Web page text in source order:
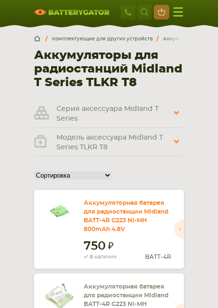
Москва
+7 495 414
Москва
г. Москва, ул. Ткацкая, 5с3 (м. Семеновская)
5 мин. ходьбы от ст.м. “Семеновская”
+7 495 414 28 59
9:00-21:00
смартфона, планшета
Комплектующие для других устройств Аккумуляторы для
Аккумуляторы для
радиостанций Midland
T Series TLKR T8
Серия аксессуара Midland T
Series
Модель аксессуара Midland T
Series TLKR T8
Аккумуляторная батарея
для радиостанции Midland
BATT-4R G223 Ni-MH
800mAh 4.8V
750
В наличии BATT-4R
Аккумуляторная батарея
для радиостанции Midland
BATT-4R G223 Ni-MH